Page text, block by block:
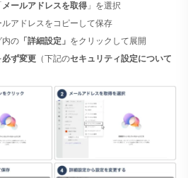
メールアドレスを取得 」を選択
アドレスをコピーして保存
内の 「詳細設定」 をクリックして展開
必ず変更 （下記のセキュリティ設定について